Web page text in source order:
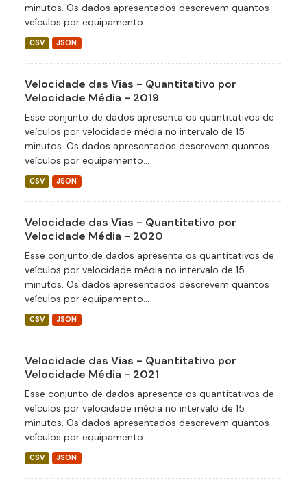
minutos. Os dados apresentados descrevem quantos
veículos por equipamento...
CSV JSON
Velocidade das Vias - Quantitativo por
Velocidade Média - 2019
Esse conjunto de dados apresenta os quantitativos de
veículos por velocidade média no intervalo de 15
minutos. Os dados apresentados descrevem quantos
veículos por equipamento...
CSV JSON
Velocidade das Vias - Quantitativo por
Velocidade Média - 2020
Esse conjunto de dados apresenta os quantitativos de
veículos por velocidade média no intervalo de 15
minutos. Os dados apresentados descrevem quantos
veículos por equipamento...
CSV JSON
Velocidade das Vias - Quantitativo por
Velocidade Média - 2021
Esse conjunto de dados apresenta os quantitativos de
veículos por velocidade média no intervalo de 15
minutos. Os dados apresentados descrevem quantos
veículos por equipamento...
CSV JSON